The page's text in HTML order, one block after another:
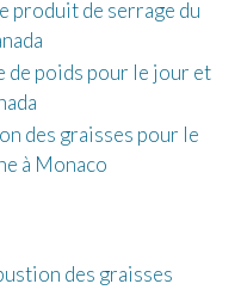
produit de serrage du
de poids pour le jour et
des graisses pour le
à Monaco
des graisses